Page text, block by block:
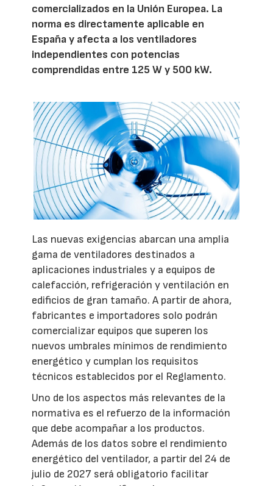
comercializados en la Unión Europea. La
norma es directamente aplicable en
España y afecta a los ventiladores
independientes con potencias
comprendidas entre 125 W y 500 kW.
Las nuevas exigencias abarcan una amplia
gama de ventiladores destinados a
aplicaciones industriales y a equipos de
calefacción, refrigeración y ventilación en
edificios de gran tamaño. A partir de ahora,
fabricantes e importadores solo podrán
comercializar equipos que superen los
nuevos umbrales mínimos de rendimiento
energético y cumplan los requisitos
técnicos establecidos por el Reglamento.
Uno de los aspectos más relevantes de la
normativa es el refuerzo de la información
que debe acompañar a los productos.
Además de los datos sobre el rendimiento
energético del ventilador, a partir del 24 de
julio de 2027 será obligatorio facilitar